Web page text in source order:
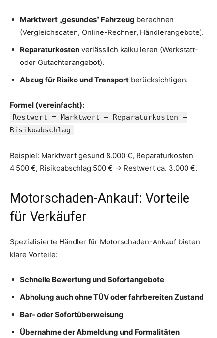
Marktwert „gesundes“ Fahrzeug berechnen
(Vergleichsdaten, Online-Rechner, Händlerangebote).
Reparaturkosten verlässlich kalkulieren (Werkstatt-
oder Gutachterangebot).
Abzug für Risiko und Transport berücksichtigen.
Formel (vereinfacht):
Restwert = Marktwert – Reparaturkosten –
Risikoabschlag
Beispiel: Marktwert gesund 8.000 €, Reparaturkosten
4.500 €, Risikoabschlag 500 € → Restwert ca. 3.000 €.
Motorschaden-Ankauf: Vorteile
für Verkäufer
Spezialisierte Händler für Motorschaden-Ankauf bieten
klare Vorteile:
Schnelle Bewertung und Sofortangebote
Abholung auch ohne TÜV oder fahrbereiten Zustand
Bar- oder Sofortüberweisung
Übernahme der Abmeldung und Formalitäten